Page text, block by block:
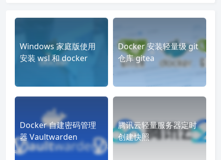
Windows 家庭版使用
安装 wsl 和 docker
Docker 安装轻量级 git
仓库 gitea
Docker 自建密码管理
器 Vaultwarden
腾讯云轻量服务器定时
创建快照